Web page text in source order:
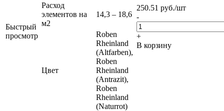
Быстрый
просмотр
Расход
элементов на
м2
14,3 – 18,6
Цвет
Roben
Rheinland
(Altfarben),
Roben
Rheinland
(Antrazit),
Roben
Rheinland
(Naturrot)
250.51 руб./шт
-
+
В корзину